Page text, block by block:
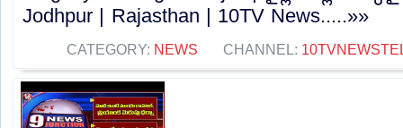
Jodhpur | Rajasthan | 10TV News.....»»
CATEGORY: NEWS CHANNEL: